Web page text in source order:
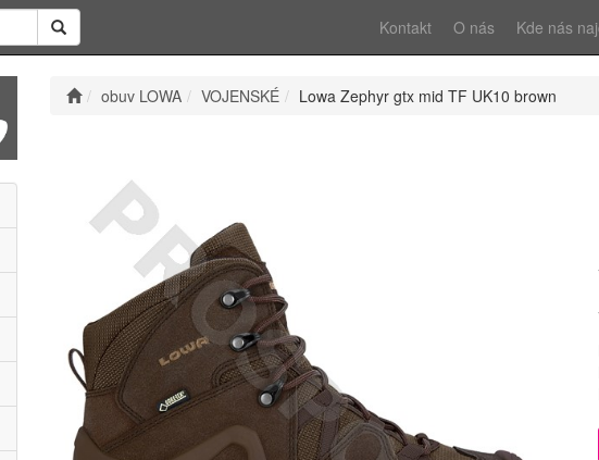
Kontakt O nás Kde nás
obuv LOWA VOJENSKÉ Lowa Zephyr gtx mid TF UK10 brown